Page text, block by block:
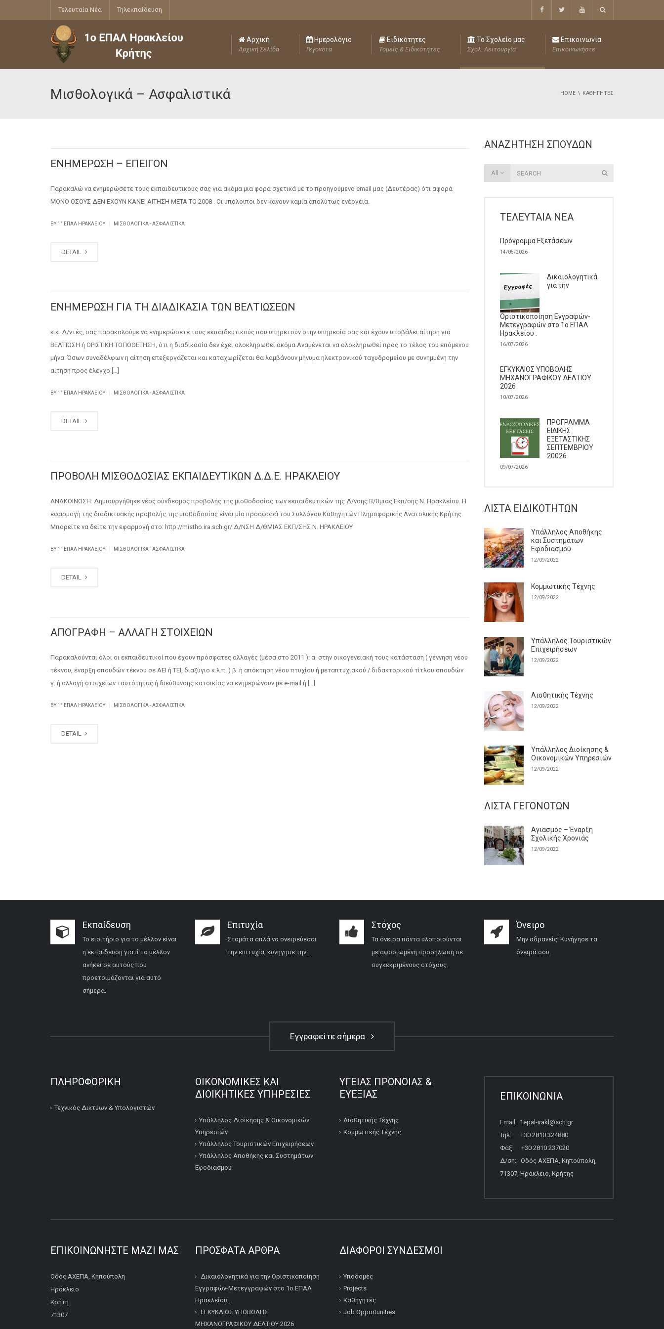
Τελευταία Νέα Τηλεκπαίδευση
Αρχική
Αρχική Σελίδα
Ημερολόγιο
Γεγονότα
Ειδικότητες
Τομείς & Ειδικότητες
Το Σχολείο μας
Σχολ. Λειτουργία
Επικοινωνία
Επικοινωνήστε
Μισθολογικά – Ασφαλιστικά HOME ΚΑΘΗΓΗΤΈΣ
ΕΝΗΜΕΡΩΣΗ – ΕΠΕΙΓΟΝ
Παρακαλώ να ενημερώσετε τους εκπαιδευτικούς σας για ακόμα μια φορά σχετικά με το προηγούμενο email μας (Δευτέρας) ότι αφορά
ΜΟΝΟ ΟΣΟΥΣ ΔΕΝ ΕΧΟΥΝ ΚΑΝΕΙ ΑΙΤΗΣΗ ΜΕΤΑ ΤΟ 2008 . Οι υπόλοιποι δεν κάνουν καμία απολύτως ενέργεια.
BY1° ΕΠΑΛ ΗΡΑΚΛΕΊΟΥ ΜΙΣΘΟΛΟΓΙΚΆ - ΑΣΦΑΛΙΣΤΙΚΆ
DETAIL
ΕΝΗΜΕΡΩΣΗ ΓΙΑ ΤΗ ΔΙΑΔΙΚΑΣΙΑ ΤΩΝ ΒΕΛΤΙΩΣΕΩΝ
κ.κ. Δ/ντές, σας παρακαλούμε να ενημερώσετε τους εκπαιδευτικούς που υπηρετούν στην υπηρεσία σας και έχουν υποβάλει αίτηση για
ΒΕΛΤΙΩΣΗ ή ΟΡΙΣΤΙΚΗ ΤΟΠΟΘΕΤΗΣΗ, ότι η διαδικασία δεν έχει ολοκληρωθεί ακόμα.Αναμένεται να ολοκληρωθεί προς το τέλος του επόμενου
μήνα. Όσων συναδέλφων η αίτηση επεξεργάζεται και καταχωρίζεται θα λαμβάνουν μήνυμα ηλεκτρονικού ταχυδρομείου με συνημμένη την
αίτηση προς έλεγχο […]
BY1° ΕΠΑΛ ΗΡΑΚΛΕΊΟΥ ΜΙΣΘΟΛΟΓΙΚΆ - ΑΣΦΑΛΙΣΤΙΚΆ
DETAIL
ΠΡΟΒΟΛΗ ΜΙΣΘΟΔΟΣΙΑΣ ΕΚΠΑΙΔΕΥΤΙΚΩΝ Δ.Δ.Ε. ΗΡΑΚΛΕΙΟΥ
ΑΝΑΚΟΙΝΩΣΗ: Δημιουργήθηκε νέος σύνδεσμος προβολής της μισθοδοσίας των εκπαιδευτικών της Δ/νσης Β/θμιας Εκπ/σης Ν. Ηρακλείου. Η
εφαρμογή της διαδικτυακής προβολής της μισθοδοσίας είναι μία προσφορά του Συλλόγου Καθηγητών Πληροφορικής Ανατολικής Κρήτης.
Μπορείτε να δείτε την εφαρμογή στο: http://mistho.ira.sch.gr/ Δ/ΝΣΗ Δ/ΘΜΙΑΣ ΕΚΠ/ΣΗΣ Ν. ΗΡΑΚΛΕΙΟΥ
BY1° ΕΠΑΛ ΗΡΑΚΛΕΊΟΥ ΜΙΣΘΟΛΟΓΙΚΆ - ΑΣΦΑΛΙΣΤΙΚΆ
DETAIL
ΑΠΟΓΡΑΦΗ – ΑΛΛΑΓΗ ΣΤΟΙΧΕΙΩΝ
Παρακαλούνται όλοι οι εκπαιδευτικοί που έχουν πρόσφατες αλλαγές (μέσα στο 2011 ): α. στην οικογενειακή τους κατάσταση ( γέννηση νέου
τέκνου, έναρξη σπουδών τέκνου σε ΑΕΙ ή ΤΕΙ, διαζύγιο κ.λ.π. ) β. ή απόκτηση νέου πτυχίου ή μεταπτυχιακού / διδακτορικού τίτλου σπουδών
γ. ή αλλαγή στοιχείων ταυτότητας ή διεύθυνσης κατοικίας να ενημερώνουν με e-mail ή […]
BY1° ΕΠΑΛ ΗΡΑΚΛΕΊΟΥ ΜΙΣΘΟΛΟΓΙΚΆ - ΑΣΦΑΛΙΣΤΙΚΆ
DETAIL
ΑΝΑΖΉΤΗΣΗ ΣΠΟΥΔΏΝ
All
ΤΕΛΕΥΤΑΊΑ ΝΈΑ
Πρόγραμμα Εξετάσεων
14/05/2026
Δικαιολογητικά
για την
Οριστικοποίηση Εγγραφών-
Μετεγγραφών στο 1ο ΕΠΑΛ
Ηρακλείου .
16/07/2026
ΕΓΚΥΚΛΙΟΣ ΥΠΟΒΟΛΗΣ
ΜΗΧΑΝΟΓΡΑΦΙΚΟΥ ΔΕΛΤΙΟΥ
2026
10/07/2026
ΠΡΟΓΡΑΜΜΑ
ΕΙΔΙΚΗΣ
ΕΞΕΤΑΣΤΙΚΗΣ
ΣΕΠΤΕΜΒΡΙΟΥ
20026
09/07/2026
ΛΊΣΤΑ ΕΙΔΙΚΟΤΉΤΩΝ
Υπάλληλος Αποθήκης
και Συστημάτων
Εφοδιασμού
12/09/2022
Κομμωτικής Τέχνης
12/09/2022
Υπάλληλος Τουριστικών
Επιχειρήσεων
12/09/2022
Αισθητικής Τέχνης
12/09/2022
Υπάλληλος Διοίκησης &
Οικονομικών Υπηρεσιών
12/09/2022
ΛΊΣΤΑ ΓΕΓΟΝΌΤΩΝ
Αγιασμός – Έναρξη
Σχολικής Χρονιάς
12/09/2022
Εκπαίδευση
Το εισιτήριο για το μέλλον είναι
η εκπαίδευση γιατί το μέλλον
ανήκει σε αυτούς που
προετοιμάζονται για αυτό
σήμερα.
Επιτυχία
Σταμάτα απλά να ονειρεύεσαι
την επιτυχία, κυνήγησε την…
Στόχος
Τα όνειρα πάντα υλοποιούνται
με αφοσιωμένη προσήλωση σε
συγκεκριμένους στόχους.
Όνειρο
Μην αδρανείς! Κυνήγησε τα
όνειρά σου.
Εγγραφείτε σήμερα
ΠΛΗΡΟΦΟΡΙΚΉ
Τεχνικός Δικτύων & Υπολογιστών
ΟΙΚΟΝΟΜΙΚΕΣ ΚΑΙ
ΔΙΟΙΚΗΤΙΚΕΣ ΥΠΗΡΕΣΙΕΣ
Υπάλληλος Διοίκησης & Οικονομικών
Υπηρεσιών
Υπάλληλος Τουριστικών Επιχειρήσεων
Υπάλληλος Αποθήκης και Συστημάτων
Εφοδιασμού
ΥΓΕΙΑΣ ΠΡΟΝΟΙΑΣ &
ΕΥΕΞΙΑΣ
Αισθητικής Τέχνης
Κομμωτικής Τέχνης
ΕΠΙΚΟΙΝΩΝΙΑ
Email: 1epal-irakl@sch.gr
Τηλ: +30 2810 324880
Φαξ: +30 2810 237020
Δ/ση: Οδός ΑΧΕΠΑ, Κηπούπολη,
71307, Ηράκλειο, Κρήτης
ΕΠΙΚΟΙΝΩΝΉΣΤΕ ΜΑΖΊ ΜΑΣ
Οδός ΑΧΕΠΑ, Κηπούπολη
Ηράκλειο
Κρήτη
71307
ΠΡΌΣΦΑΤΑ ΆΡΘΡΑ
Δικαιολογητικά για την Οριστικοποίηση
Εγγραφών-Μετεγγραφών στο 1ο ΕΠΑΛ
Ηρακλείου .
ΕΓΚΥΚΛΙΟΣ ΥΠΟΒΟΛΗΣ
ΜΗΧΑΝΟΓΡΑΦΙΚΟΥ ΔΕΛΤΙΟΥ 2026
ΔΙΆΦΟΡΟΙ ΣΎΝΔΕΣΜΟΙ
Υποδομές
Projects
Καθηγητές
Job Opportunities